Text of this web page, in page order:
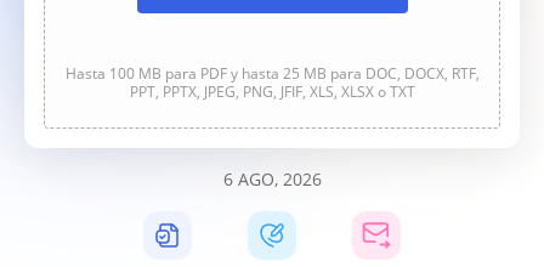
Hasta 100 MB para PDF y hasta 25 MB para DOC, DOCX, RTF,
PPT, PPTX, JPEG, PNG, JFIF, XLS, XLSX o TXT
6 AGO, 2026